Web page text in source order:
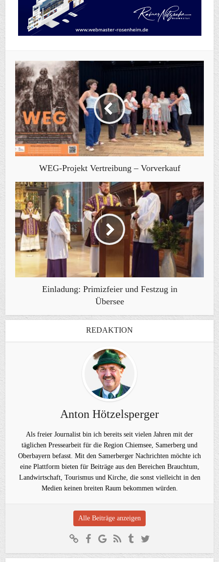
WEG-Projekt Vertreibung – Vorverkauf
Einladung: Primizfeier und Festzug in
Übersee
REDAKTION
Anton Hötzelsperger
Als freier Journalist bin ich bereits seit vielen Jahren mit der
täglichen Pressearbeit für die Region Chiemsee, Samerberg und
Oberbayern befasst. Mit den Samerberger Nachrichten möchte ich
eine Plattform bieten für Beiträge aus den Bereichen Brauchtum,
Landwirtschaft, Tourismus und Kirche, die sonst vielleicht in den
Medien keinen breiten Raum bekommen würden.
Alle Beiträge anzeigen